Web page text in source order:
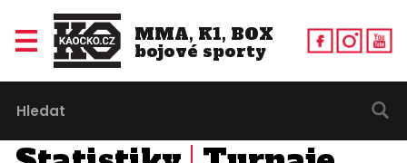
MMA, K1, BOX
bojové sporty